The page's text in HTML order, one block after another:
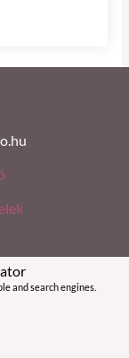
and search engines.